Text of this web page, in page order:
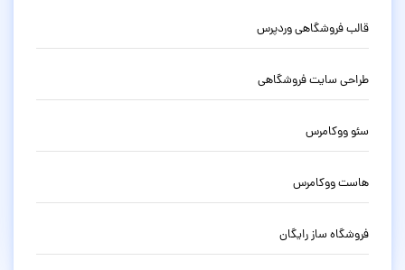
قالب فروشگاهی وردپرس
طراحی سایت فروشگاهی
سئو ووکامرس
هاست ووکامرس
فروشگاه ساز رایگان